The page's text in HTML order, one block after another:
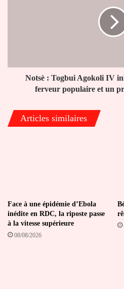
grande
ferveur
un
profond
Notsè : Togbui Agokoli IV
ferveur populaire et un
Articles similaires
Face à une épidémie d’Ebola
inédite en RDC, la riposte passe
à la vitesse supérieure
08/08/2026